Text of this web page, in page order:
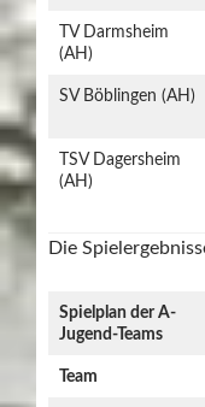
TV Darmsheim
(AH)
SV Böblingen (AH)
TSV Dagersheim
(AH)
Die
Spielplan der A-
Jugend-Teams
Team